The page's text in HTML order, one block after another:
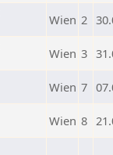
Wien 2
Wien 3
Wien 7
Wien 8